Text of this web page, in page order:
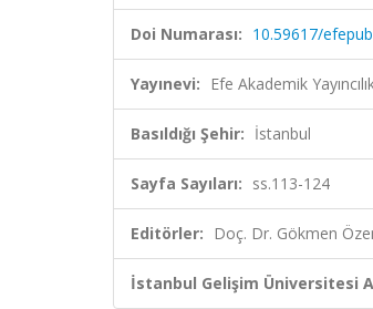
Doi Numarası: 10.59617/
Yayınevi: Efe Akademik
Basıldığı Şehir: İstanbul
Sayfa Sayıları: ss.113-124
Editörler: Doç. Dr. Gökmen
İstanbul Gelişim Üniversitesi